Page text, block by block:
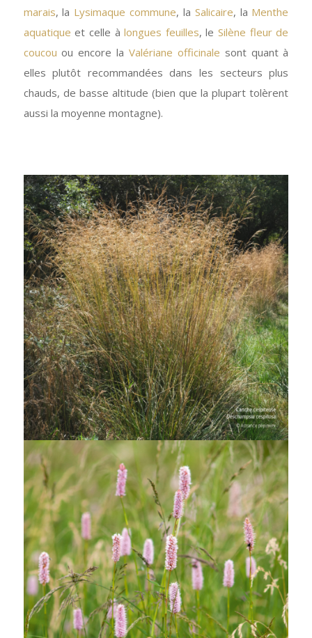
marais, la Lysimaque commune, la Salicaire, la Menthe
aquatique et celle àlongues feuilles, leSilène fleur de
coucou ou encore la Valériane officinale sont quant à
elles plutôt recommandées dans les secteurs plus
chauds, de basse altitude (bien que la plupart tolèrent
aussi la moyenne montagne).